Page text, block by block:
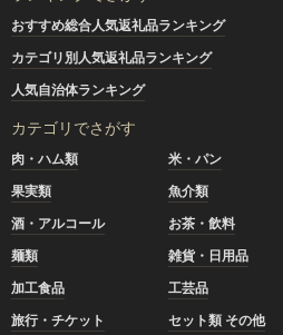
おすすめ総合人気返礼品ランキング
カテゴリ別人気返礼品ランキング
人気自治体ランキング
カテゴリでさがす
肉・ハム類 米・パン
果実類
魚介類
酒・アルコール
お茶・飲料
麺類
雑貨・日用品
加工食品
工芸品
旅行・チケット
セット類 その他